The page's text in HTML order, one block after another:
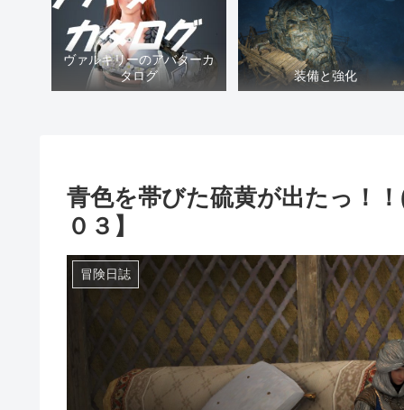
ヴァルキリーのアバターカ
タログ
装備と強化
青色を帯びた硫黄が出たっ！
０３】
冒険日誌